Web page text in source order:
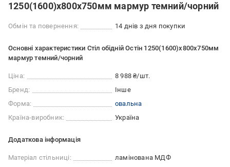
1250(1600)x800x750мм мармур темний/чорний
Обмін та повернення: 14 днів з дня покупки
Основні характеристики Стіл обідній Остін 1250(1600)x800x750мм
мармур темний/чорний
Ціна:
8 988 ₴/шт.
Бренд:
Інше
Форма:
овальна
Країна-виробник:
Україна
Додаткова інформація
Матеріал стільниці:
ламінована МДФ